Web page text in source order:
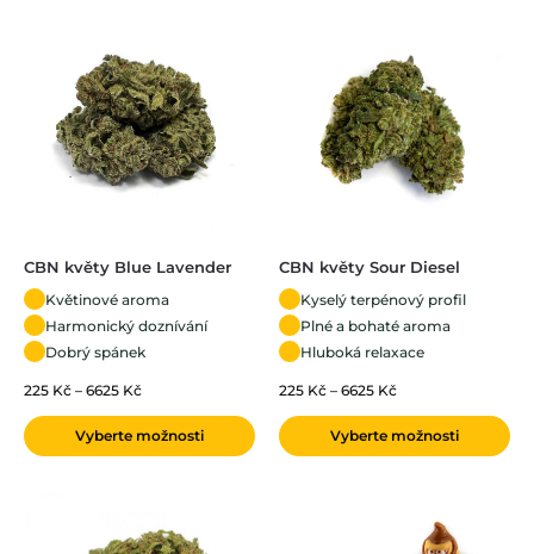
CBN květy Blue Lavender
Květinové aroma
Harmonický doznívání
Dobrý spánek
225 Kč – 6625 Kč
Vyberte možnosti
CBN květy Sour Diesel
Kyselý terpénový profil
Plné a bohaté aroma
Hluboká relaxace
225 Kč – 6625 Kč
Vyberte možnosti